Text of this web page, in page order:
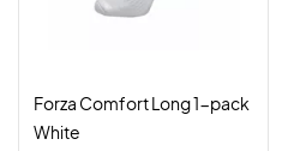
Forza Comfort Long 1-pack
White